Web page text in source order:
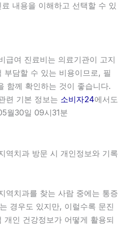
내용을 이해하고 선택할 수 있
여 진료비는 의료기관이 고지
담할 수 있는 비용이므로, 필
함께 확인하는 것이 좋습니다.
련 기본 정보는 소비자24에서도
월30일 09시31분
역치과 방문 시 개인정보와 기록
역치과를 찾는 사람 중에는 통증
경우도 있지만, 이럴수록 문진
개인 건강정보가 어떻게 활용되